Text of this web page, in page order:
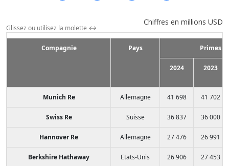
Chiffres en millions USD
Glissez ou utilisez la molette ↔
Compagnie Pays Primes
2024 2023
Munich Re Allemagne 41 698 41 702
Swiss Re Suisse 36 837 36 000
Hannover Re Allemagne 27 476 26 991
Berkshire Hathaway Etats-Unis 26 906 27 453